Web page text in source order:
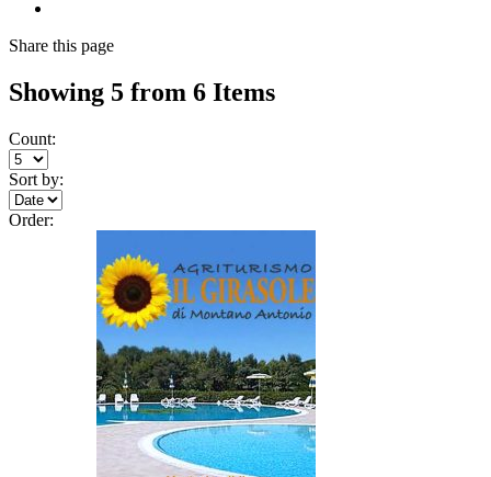
Share this page
Showing 5 from 6 Items
Count:
Sort by:
Order: